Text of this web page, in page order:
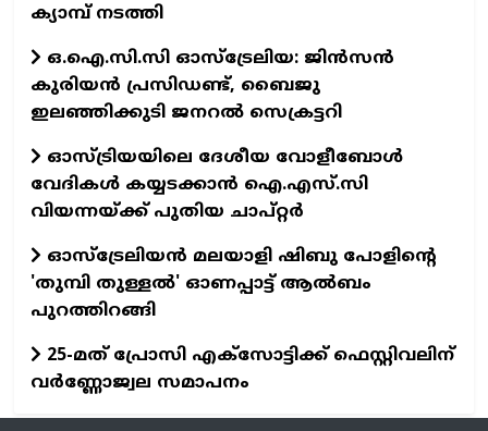
ക്യാമ്പ് നടത്തി
ഒ.ഐ.സി.സി ഓസ്‌ട്രേലിയ: ജിന്‍സന്‍
കുരിയന്‍ പ്രസിഡണ്ട്, ബൈജു
ഇലഞ്ഞിക്കുടി ജനറല്‍ സെക്രട്ടറി
ഓസ്ട്രിയയിലെ ദേശീയ വോളീബോള്‍
വേദികള്‍ കയ്യടക്കാന്‍ ഐ.എസ്.സി
വിയന്നയ്ക്ക് പുതിയ ചാപ്റ്റര്‍
ഓസ്‌ട്രേലിയൻ മലയാളി ഷിബു പോളിന്റെ
'തുമ്പി തുള്ളൽ' ഓണപ്പാട്ട് ആൽബം
പുറത്തിറങ്ങി
25-മത് പ്രോസി എക്സോട്ടിക്ക് ഫെസ്റ്റിവലിന്
വര്‍ണ്ണോജ്വല സമാപനം